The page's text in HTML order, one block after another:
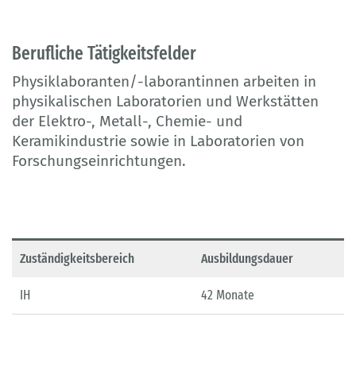
Berufliche Tätigkeitsfelder
Physiklaboranten/-laborantinnen arbeiten in
physikalischen Laboratorien und Werkstätten
der Elektro-, Metall-, Chemie- und
Keramikindustrie sowie in Laboratorien von
Forschungseinrichtungen.
Zuständigkeitsbereich Ausbildungsdauer
IH 42 Monate